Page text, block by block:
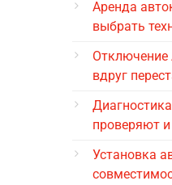
Аренда
выбрать
Отключение
вдруг
проверяют
Установка